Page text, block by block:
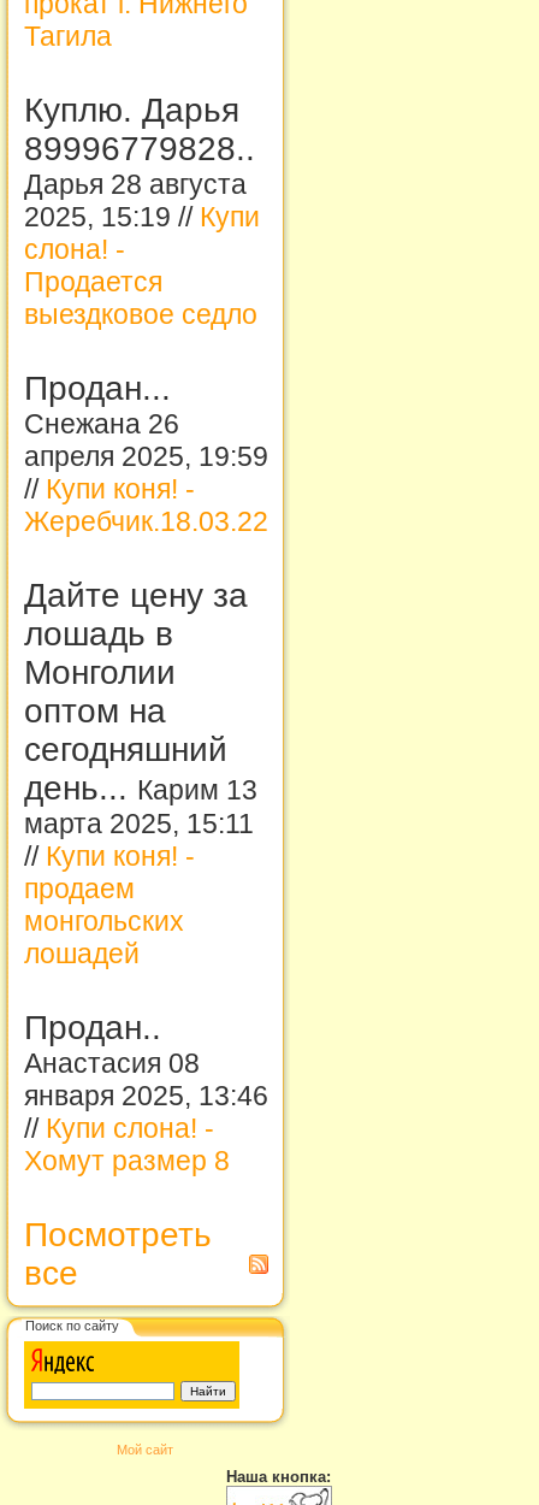
Тагила
Куплю. Дарья
89996779828..
Дарья 28 августа
2025, 15:19 // Купи
слона! -
Продается
выездковое седло
Продан...
Снежана 26
апреля 2025, 19:59
// Купи коня! -
Жеребчик.18.03.22
Дайте цену за
лошадь в
Монголии
оптом на
сегодняшний
день... Карим 13
марта 2025, 15:11
// Купи коня! -
продаем
монгольских
лошадей
Продан..
Анастасия 08
января 2025, 13:46
// Купи слона! -
Хомут размер 8
Посмотреть
все
Поиск по сайту
Мой сайт
Наша кнопка: